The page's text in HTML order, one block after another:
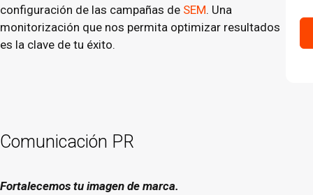
configuración de las campañas de SEM. Una
monitorización que nos permita optimizar resultados
es la clave de tu éxito.
Comunicación PR
Fortalecemos tu imagen de marca.